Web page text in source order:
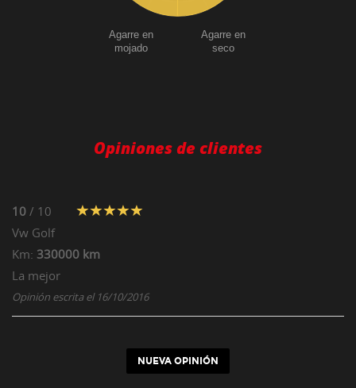
Agarre en
seco
Agarre en
mojado
Opiniones de clientes
10 / 10
Vw Golf
Km: 330000 km
La mejor
Opinión escrita el 16/10/2016
NUEVA OPINIÓN